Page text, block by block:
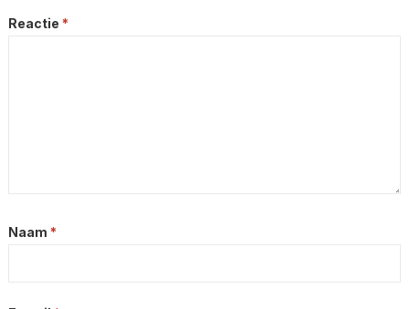
Reactie *
Naam *